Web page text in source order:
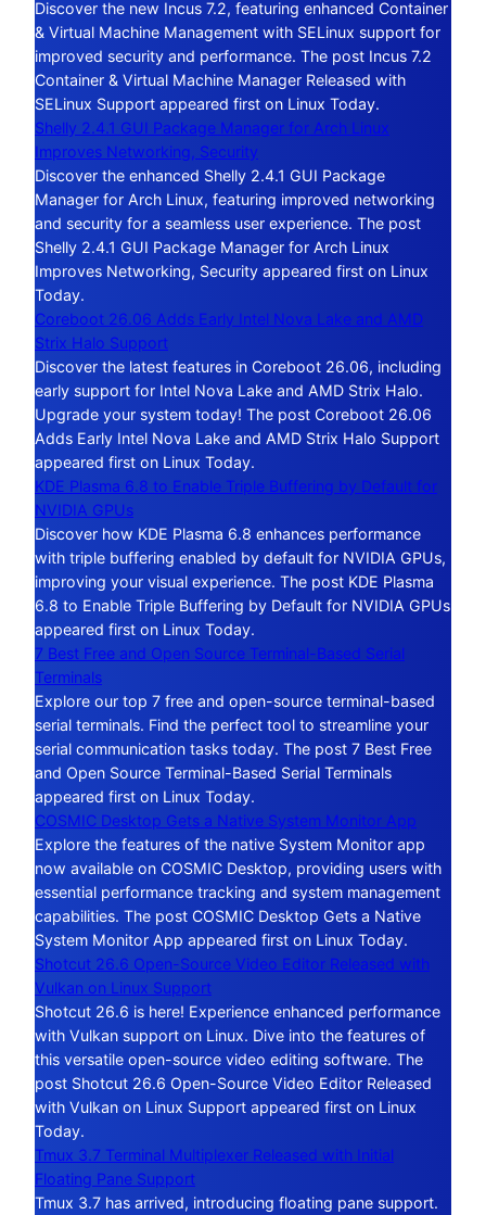
Discover the new Incus 7.2, featuring enhanced Container
& Virtual Machine Management with SELinux support for
improved security and performance. The post Incus 7.2
Container & Virtual Machine Manager Released with
SELinux Support appeared first on Linux Today.
Shelly 2.4.1 GUI Package Manager for Arch Linux
Improves Networking, Security
Discover the enhanced Shelly 2.4.1 GUI Package
Manager for Arch Linux, featuring improved networking
and security for a seamless user experience. The post
Shelly 2.4.1 GUI Package Manager for Arch Linux
Improves Networking, Security appeared first on Linux
Today.
Coreboot 26.06 Adds Early Intel Nova Lake and AMD
Strix Halo Support
Discover the latest features in Coreboot 26.06, including
early support for Intel Nova Lake and AMD Strix Halo.
Upgrade your system today! The post Coreboot 26.06
Adds Early Intel Nova Lake and AMD Strix Halo Support
appeared first on Linux Today.
KDE Plasma 6.8 to Enable Triple Buffering by Default for
NVIDIA GPUs
Discover how KDE Plasma 6.8 enhances performance
with triple buffering enabled by default for NVIDIA GPUs,
improving your visual experience. The post KDE Plasma
6.8 to Enable Triple Buffering by Default for NVIDIA GPUs
appeared first on Linux Today.
7 Best Free and Open Source Terminal-Based Serial
Terminals
Explore our top 7 free and open-source terminal-based
serial terminals. Find the perfect tool to streamline your
serial communication tasks today. The post 7 Best Free
and Open Source Terminal-Based Serial Terminals
appeared first on Linux Today.
COSMIC Desktop Gets a Native System Monitor App
Explore the features of the native System Monitor app
now available on COSMIC Desktop, providing users with
essential performance tracking and system management
capabilities. The post COSMIC Desktop Gets a Native
System Monitor App appeared first on Linux Today.
Shotcut 26.6 Open-Source Video Editor Released with
Vulkan on Linux Support
Shotcut 26.6 is here! Experience enhanced performance
with Vulkan support on Linux. Dive into the features of
this versatile open-source video editing software. The
post Shotcut 26.6 Open-Source Video Editor Released
with Vulkan on Linux Support appeared first on Linux
Today.
Tmux 3.7 Terminal Multiplexer Released with Initial
Floating Pane Support
Tmux 3.7 has arrived, introducing floating pane support.